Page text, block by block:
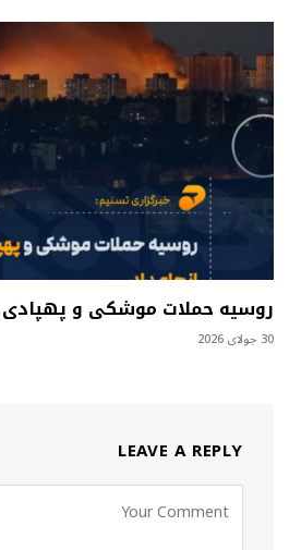
روسیه حملات موشکی و پهپادی
30 جولای 2026
LEAVE A REPLY